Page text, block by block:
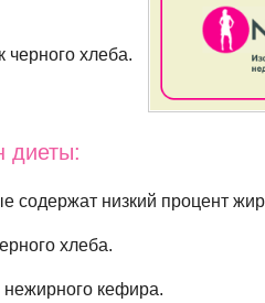
черного хлеба.
диеты:
содержат низкий процент
хлеба.
нежирного кефира.